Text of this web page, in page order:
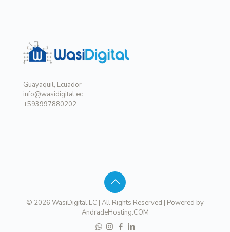
Guayaquil, Ecuador
info@wasidigital.ec
+593997880202
© 2026 WasiDigital.EC | All Rights Reserved | Powered by
AndradeHosting.COM